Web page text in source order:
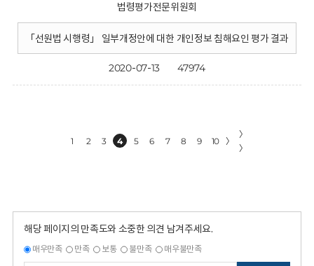
법령평가전문위원회
「선원법 시행령」 일부개정안에 대한 개인정보 침해요인 평가 결과
2020-07-13 47974
1 2 3 4 5 6 7 8 9 10 〉
〉
〉
해당 페이지의 만족도와 소중한 의견 남겨주세요.
매우만족 만족 보통 불만족 매우불만족